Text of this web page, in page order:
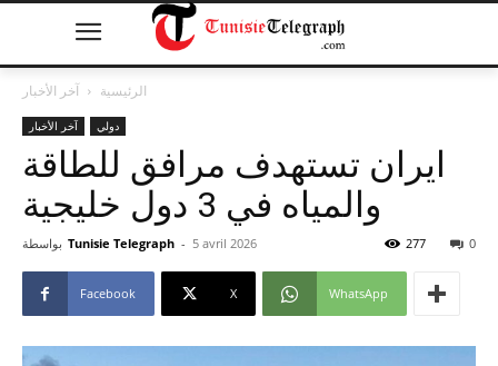
الرئيسية آخر الأخبار
آخر الأخبار دولي
ايران تستهدف مرافق للطاقة
والمياه في 3 دول خليجية
بواسطة Tunisie Telegraph - 5 avril 2026 0
277
Facebook X WhatsApp